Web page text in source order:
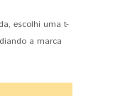
escolhi uma t-
a marca